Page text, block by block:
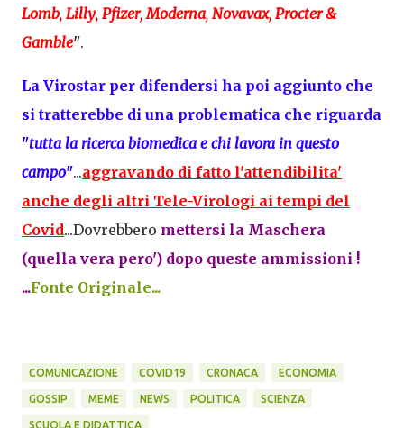
Lomb, Lilly, Pfizer,Moderna, Novavax, Procter &
Gamble".
La Virostar per difendersi ha poi aggiunto che
si tratterebbe di una problematica che riguarda
"tutta la ricerca biomedica e chi lavora in questo
campo"...aggravando di fatto l'attendibilita'
anche degli altri Tele-Virologi ai tempi del
Covid...Dovrebbero mettersi la Maschera
(quella vera pero') dopo queste ammissioni !
...Fonte Originale...
COMUNICAZIONE COVID19 CRONACA ECONOMIA
GOSSIP MEME NEWS POLITICA SCIENZA
SCUOLA E DIDATTICA